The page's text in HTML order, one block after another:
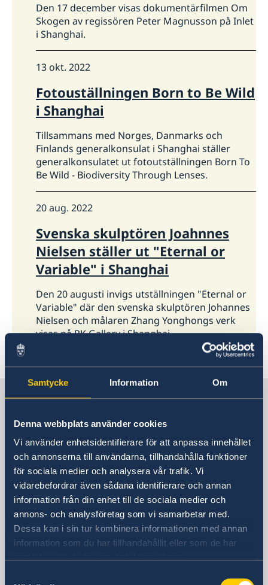
Samtycke Information Om
Denna webbplats använder cookies
Vi använder enhetsidentifierare för att anpassa innehållet
och annonserna till användarna, tillhandahålla funktioner
för sociala medier och analysera vår trafik. Vi
vidarebefordrar även sådana identifierare och annan
information från din enhet till de sociala medier och
annons- och analysföretag som vi samarbetar med.
Dessa kan i sin tur kombinera informationen med annan
information som du har tillhandahållit eller som de har
Den 17 december visas dokumentärfilmen Om
Skogen av regissören Peter Magnusson på Inlet
i Shanghai.
13 okt. 2022
Fotouställningen Born to Be Wild
i Shanghai
Tillsammans med Norges, Danmarks och
Finlands generalkonsulat i Shanghai ställer
generalkonsulatet ut fotoutställningen Born To
Be Wild - Biodiversity Through Lenses.
20 aug. 2022
Svenska skulptören Joahnnes
Nielsen ställer ut "Eternal or
Variable" i Shanghai
Den 20 augusti invigs utställningen "Eternal or
Variable" där den svenska skulptören Johannes
Nielsen och målaren Zhang Yonghongs verk
visas på RK Gallery i Shanghai.
1 2 3 4 ... 12 13 »
Sverige i Kina
Sveriges generalkonsulat i Shanghai
Besöksadress
Shanghai Central Plaza, våning 15
381 Huaihai Road (Middle)
Huangpu, Shanghai
Metro: South Huangpi Road (utgång 1)
Postadress